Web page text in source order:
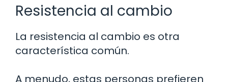
Resistencia al cambio
La resistencia al cambio es otra
característica común.
A menudo, estas personas prefieren